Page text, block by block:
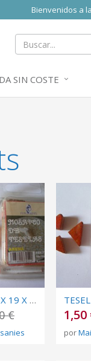
Bienvenidos a
SIN COSTE
TESELES 19 X 19 X 7 MM (GRAN) SORRA
€ 1,50
por